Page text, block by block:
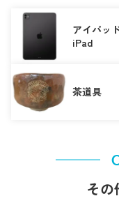
アイパッ
iPad
茶道具
そ